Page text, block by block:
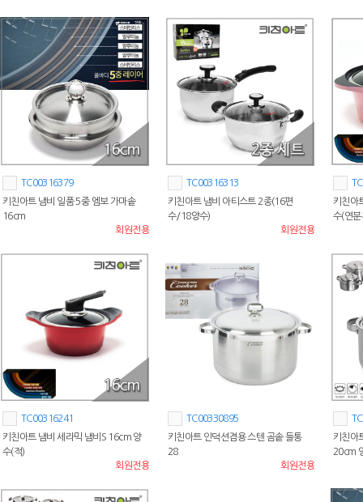
TC00316379
키친아트 냄비 일품 5중 엠보 가마솥
16cm
회원전용
TC00316313
키친아트 냄비 아티스트 2종(16편
수/18양수)
회원전용
키친아
수(연분
TC00316241
키친아트 냄비 세라믹 냄비S 16cm 양
수(적)
회원전용
TC00330895
키친아트 인덕션겸용 스텐 곰솥 들통
28
회원전용
키친아
20cm